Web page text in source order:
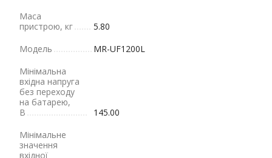
Маса
пристрою, кг
5.80
Модель
MR-UF1200L
Мінімальна
вхідна напруга
без переходу
на батарею,
В
145.00
Мінімальне
значення
вхідної